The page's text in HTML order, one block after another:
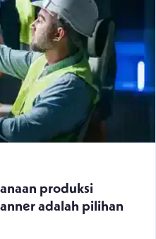
produksi
adalah pilihan